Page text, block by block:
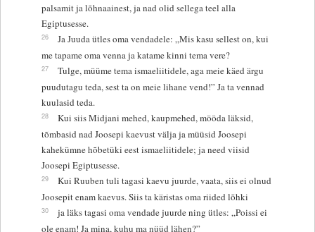
palsamit ja lõhnaainest, ja nad olid sellega teel alla
Egiptusesse.
26
Ja Juuda ütles oma vendadele: „Mis kasu sellest on, kui
me tapame oma venna ja katame kinni tema vere?
27
Tulge, müüme tema ismaeliitidele, aga meie käed ärgu
puudutagu teda, sest ta on meie lihane vend!” Ja ta vennad
kuulasid teda.
28
Kui siis Midjani mehed, kaupmehed, mööda läksid,
tõmbasid nad Joosepi kaevust välja ja müüsid Joosepi
kahekümne hõbetüki eest ismaeliitidele; ja need viisid
Joosepi Egiptusesse.
29
Kui Ruuben tuli tagasi kaevu juurde, vaata, siis ei olnud
Joosepit enam kaevus. Siis ta käristas oma riided lõhki
30
ja läks tagasi oma vendade juurde ning ütles: „Poissi ei
ole enam! Ja mina, kuhu ma nüüd lähen?”